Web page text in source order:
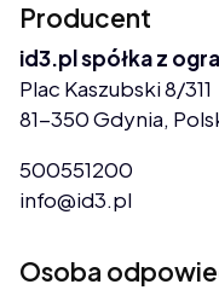
Producent
id3.pl spółka z
Plac Kaszubski 8/311
81-350 Gdynia,
500551200
info@id3.pl
Osoba